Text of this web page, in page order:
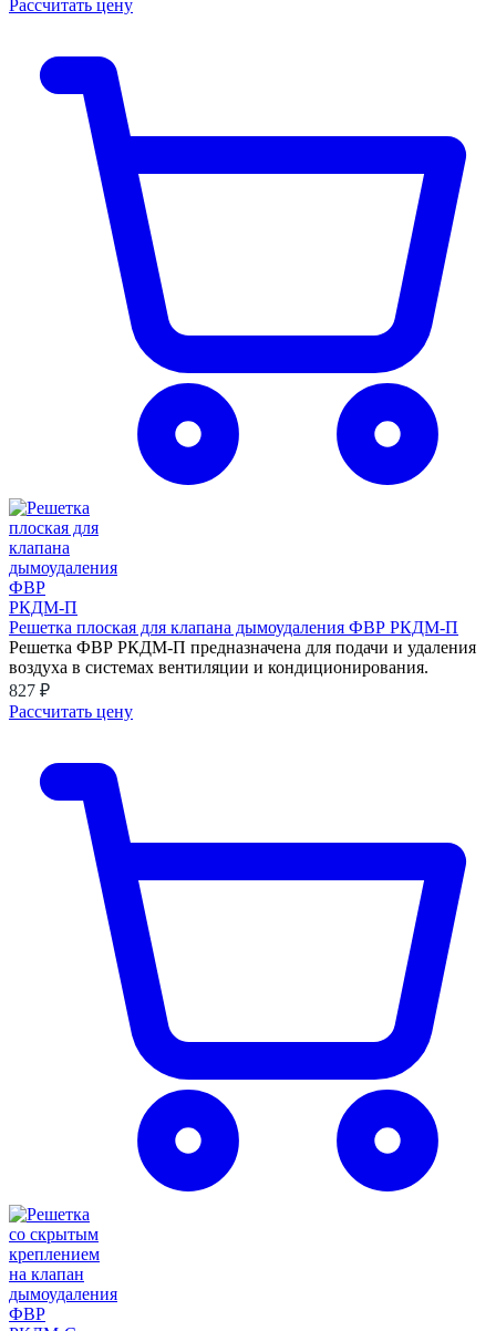
Рассчитать цену
Решетка плоская для клапана дымоудаления ФВР РКДМ-П
Решетка ФВР РКДМ-П предназначена для подачи и удаления
воздуха в системах вентиляции и кондиционирования.
827 ₽
Рассчитать цену